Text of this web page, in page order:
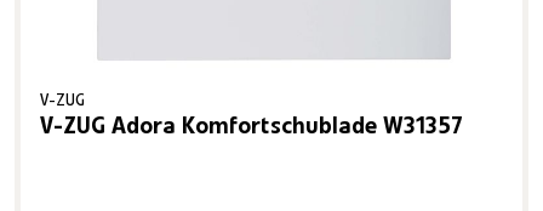
V-ZUG
V-ZUG Adora Komfortschublade W31357